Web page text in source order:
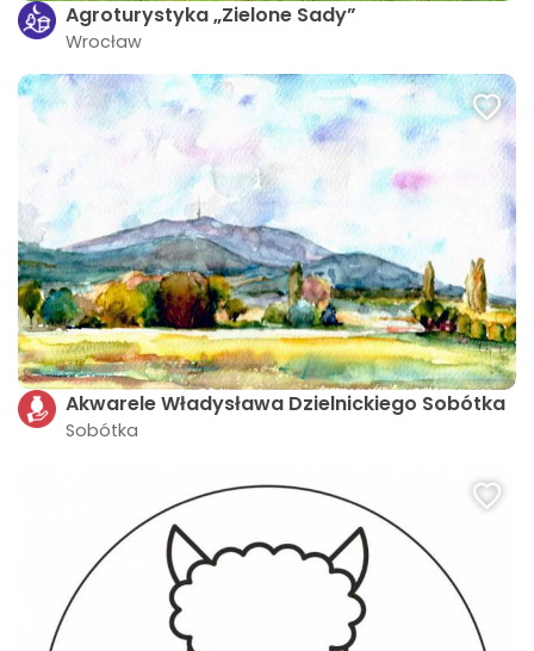
Agroturystyka „Zielone Sady”
Wrocław
Akwarele Władysława Dzielnickiego Sobótka
Sobótka